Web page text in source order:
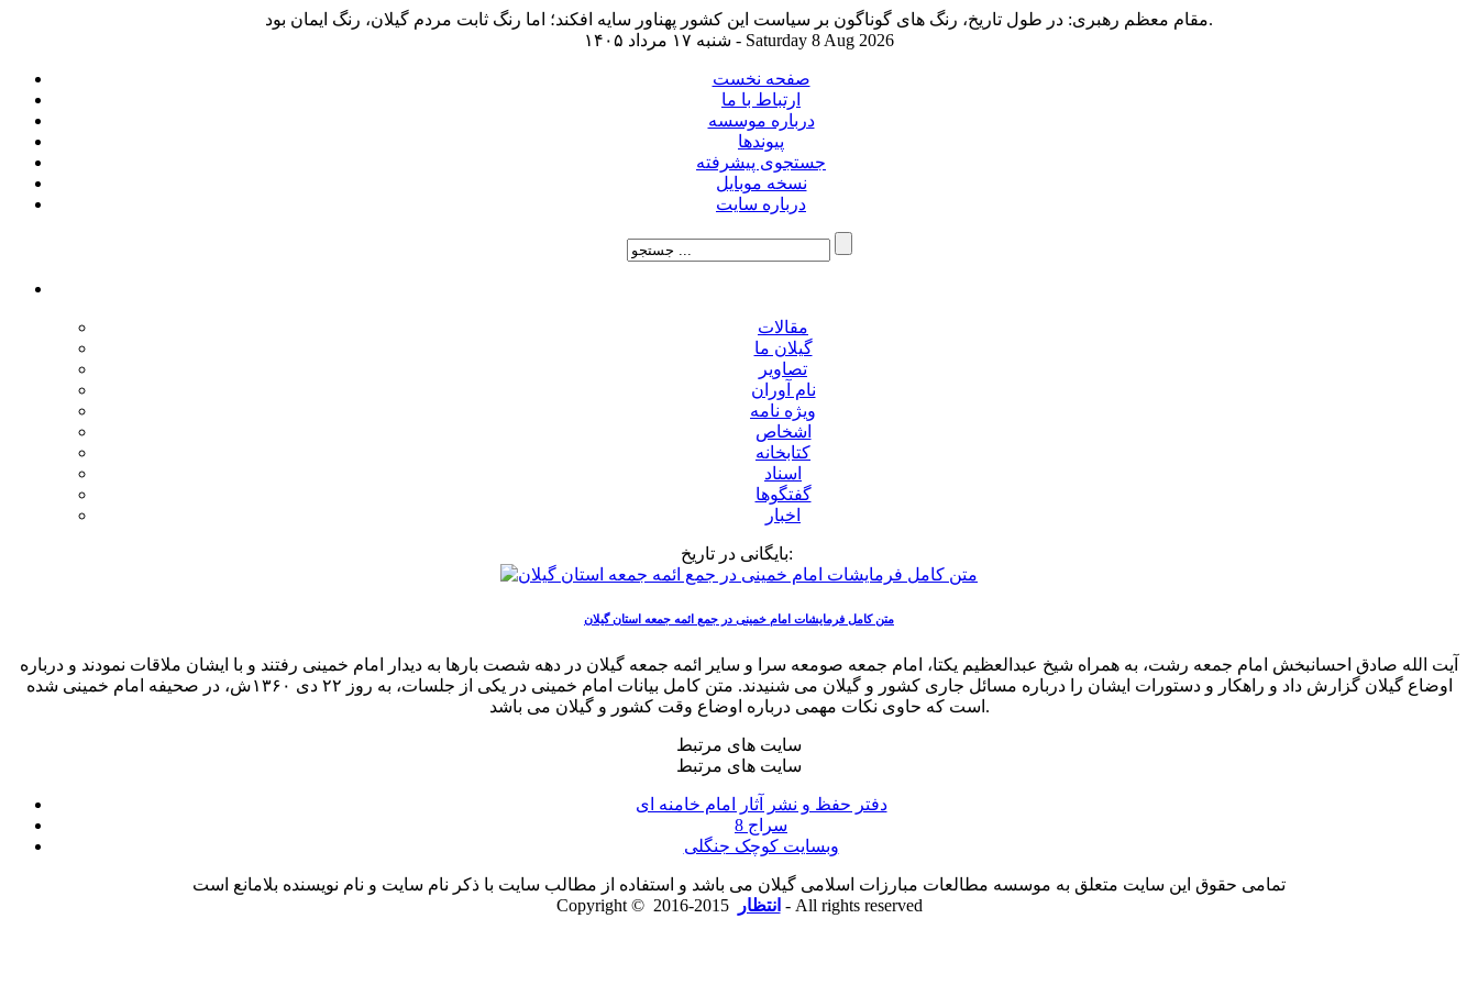
مقام معظم رهبری: در طول تاریخ، رنگ های گوناگون بر سیاست این کشور پهناور سایه افکند؛ اما رنگ ثابت مردم گیلان، رنگ ایمان بود.
شنبه ۱۷ مرداد ۱۴۰۵ - Saturday 8 Aug 2026
صفحه نخست
ارتباط با ما
درباره موسسه
پیوندها
جستجوی پیشرفته
نسخه موبایل
درباره سایت
مقالات
گیلان ما
تصاویر
نام آوران
ویژه نامه
اشخاص
کتابخانه
اسناد
گفتگوها
اخبار
بایگانی در تاریخ:
متن کامل فرمایشات امام خمینی در جمع ائمه جمعه استان گیلان
آیت الله صادق احسان‏بخش امام جمعه رشت، به همراه شیخ عبدالعظیم یکتا، امام جمعه صومعه سرا و سایر ائمه جمعه گیلان در دهه شصت بارها به دیدار امام خمینی رفتند و با ایشان ملاقات نمودند و درباره
اوضاع گیلان گزارش داد و راهکار و دستورات ایشان را درباره مسائل جاری کشور و گیلان می شنیدند. متن کامل بیانات امام خمینی در یکی از جلسات، به روز ۲۲ دى ۱۳۶۰ش، در صحیفه امام خمینی شده
است که حاوی نکات مهمی درباره اوضاع وقت کشور و گیلان می باشد.
سایت های مرتبط
سایت های مرتبط
دفتر حفظ و نشر آثار امام خامنه ای
سراج 8
وبسایت کوچک جنگلی
تمامی حقوق این سایت متعلق به موسسه مطالعات مبارزات اسلامی گیلان می باشد و استفاده از مطالب سایت با ذکر نام سایت و نام نویسنده بلامانع است
Copyright ©
انتظار 2015-2016 - All rights reserved